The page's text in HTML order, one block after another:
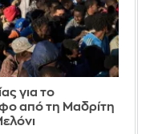
για το
από τη Μαδρίτη